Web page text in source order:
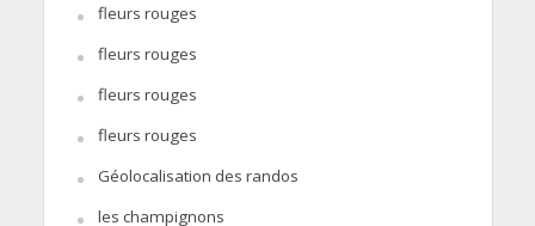
fleurs rouges
fleurs rouges
fleurs rouges
fleurs rouges
Géolocalisation des randos
les champignons